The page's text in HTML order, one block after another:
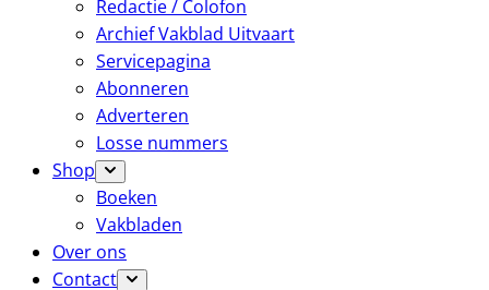
Redactie / Colofon
Archief Vakblad Uitvaart
Servicepagina
Abonneren
Adverteren
Losse nummers
Shop
Boeken
Vakbladen
Over ons
Contact